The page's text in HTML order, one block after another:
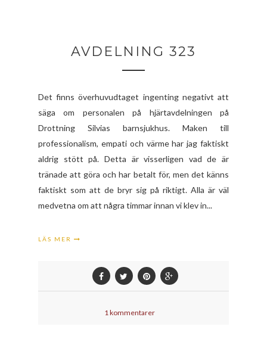
AVDELNING 323
Det finns överhuvudtaget ingenting negativt att
säga om personalen på hjärtavdelningen på
Drottning Silvias barnsjukhus. Maken till
professionalism, empati och värme har jag faktiskt
aldrig stött på. Detta är visserligen vad de är
tränade att göra och har betalt för, men det känns
faktiskt som att de bryr sig på riktigt. Alla är väl
medvetna om att några timmar innan vi klev in...
LÄS MER
1 kommentarer